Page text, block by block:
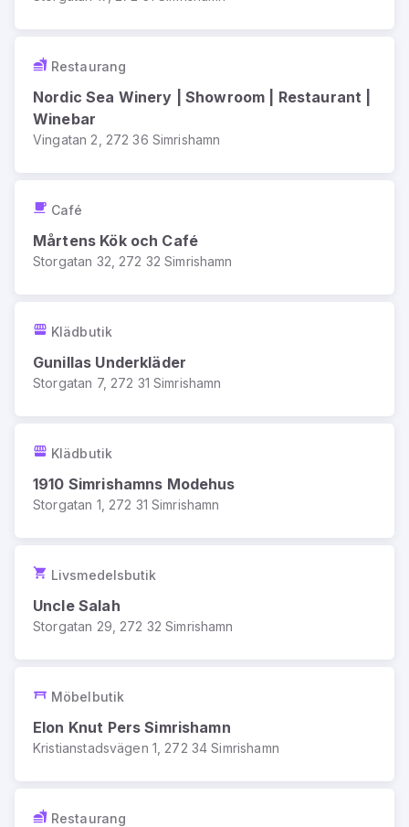
Restaurang
Nordic Sea Winery | Showroom | Restaurant |
Winebar
Vingatan 2, 272 36 Simrishamn
Café
Mårtens Kök och Café
Storgatan 32, 272 32 Simrishamn
Klädbutik
Gunillas Underkläder
Storgatan 7, 272 31 Simrishamn
Klädbutik
1910 Simrishamns Modehus
Storgatan 1, 272 31 Simrishamn
Livsmedelsbutik
Uncle Salah
Storgatan 29, 272 32 Simrishamn
Möbelbutik
Elon Knut Pers Simrishamn
Kristianstadsvägen 1, 272 34 Simrishamn
Restaurang